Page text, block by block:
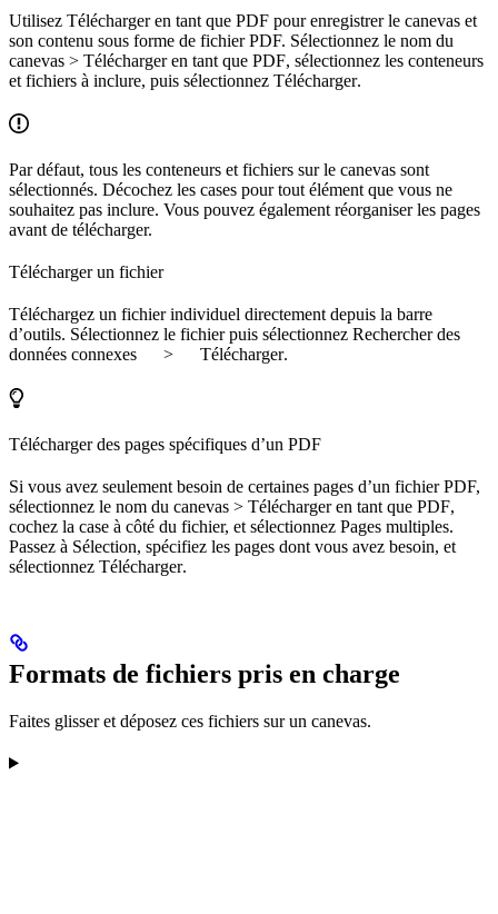
Utilisez Télécharger en tant que PDF pour enregistrer le canevas et
son contenu sous forme de fichier PDF. Sélectionnez le nom du
canevas > Télécharger en tant que PDF, sélectionnez les conteneurs
et fichiers à inclure, puis sélectionnez Télécharger.
Par défaut, tous les conteneurs et fichiers sur le canevas sont
sélectionnés. Décochez les cases pour tout élément que vous ne
souhaitez pas inclure. Vous pouvez également réorganiser les pages
avant de télécharger.
Télécharger un fichier
Téléchargez un fichier individuel directement depuis la barre
d’outils. Sélectionnez le fichier puis sélectionnez Rechercher des
données connexes
> Télécharger.
Télécharger des pages spécifiques d’un PDF
Si vous avez seulement besoin de certaines pages d’un fichier PDF,
sélectionnez le nom du canevas > Télécharger en tant que PDF,
cochez la case à côté du fichier, et sélectionnez Pages multiples.
Passez à Sélection, spécifiez les pages dont vous avez besoin, et
sélectionnez Télécharger.
Formats de fichiers pris en charge
Faites glisser et déposez ces fichiers sur un canevas.